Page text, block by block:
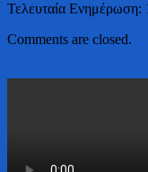
Τελευταία Ενημέρωση:
Comments are closed.